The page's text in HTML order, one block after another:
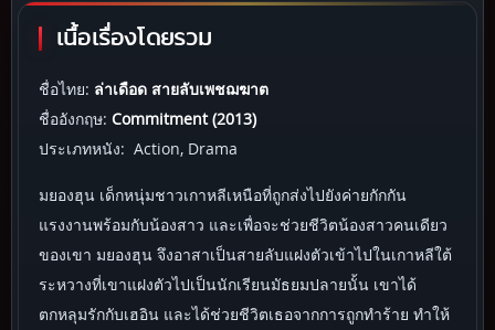
เนื้อเรื่องโดยรวม
ชื่อไทย: ล่าเดือด สายลับเพชฌฆาต
ชื่ออังกฤษ: Commitment (2013)
ประเภทหนัง: Action, Drama
มยองฮุน เด็กหนุ่มชาวเกาหลีเหนือที่ถูกส่งไปยังค่ายกักกัน
แรงงานพร้อมกับน้องสาว และเพื่อจะช่วยชีวิตน้องสาวคนเดียว
ของเขา มยองฮุน จึงอาสาเป็นสายลับแฝงตัวเข้าไปในเกาหลีใต้
ระหวางที่เขาแฝงตัวไปเป็นนักเรียนมัธยมปลายนั้น เขาได้
ตกหลุมรักกับเฮอิน และได้ช่วยชีวิตเธอจากการถูกทำร้าย ทำให้